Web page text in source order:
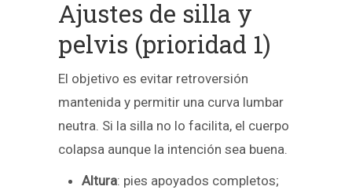
Ajustes de silla y
pelvis (prioridad 1)
El objetivo es evitar retroversión
mantenida y permitir una curva lumbar
neutra. Si la silla no lo facilita, el cuerpo
colapsa aunque la intención sea buena.
Altura: pies apoyados completos;